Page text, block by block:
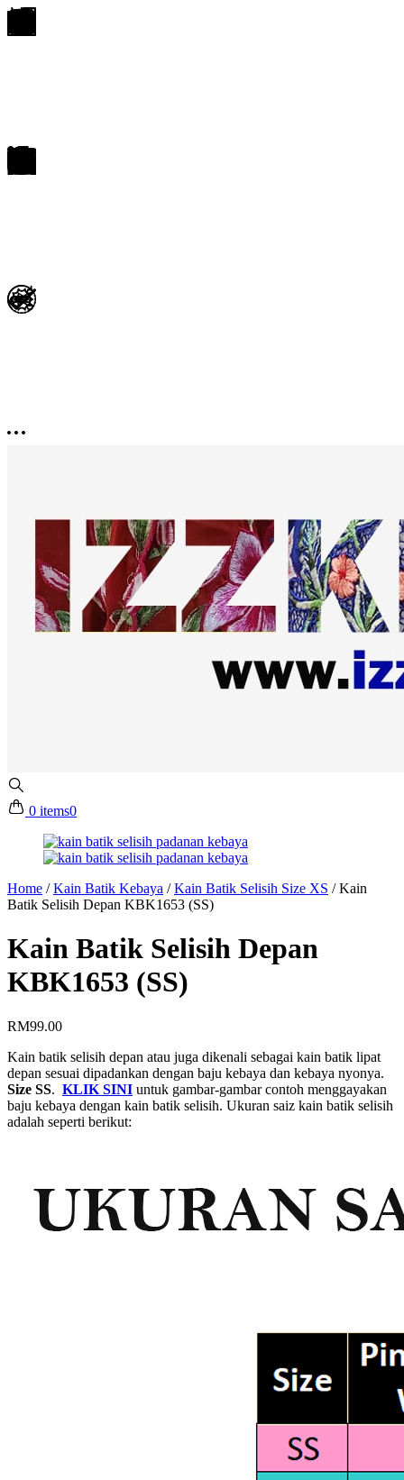
0 items0
Home /Kain Batik Kebaya /Kain Batik Selisih Size XS /Kain
Batik Selisih Depan KBK1653 (SS)
Kain Batik Selisih Depan
KBK1653 (SS)
RM99.00
Kain batik selisih depan atau juga dikenali sebagai kain batik lipat
depan sesuai dipadankan dengan baju kebaya dan kebaya nyonya.
Size SS. KLIK SINI untuk gambar-gambar contoh menggayakan
baju kebaya dengan kain batik selisih. Ukuran saiz kain batik selisih
adalah seperti berikut: